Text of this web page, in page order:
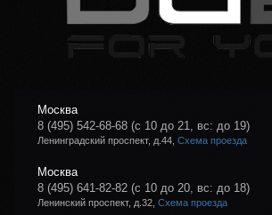
Москва
8 (495) 542-68-68 (с 10 до 21, вс: до 19)
Ленинградский проспект, д.44, Схема проезда
Москва
8 (495) 641-82-82 (с 10 до 20, вс: до 18)
Ленинский проспект, д.32, Схема проезда